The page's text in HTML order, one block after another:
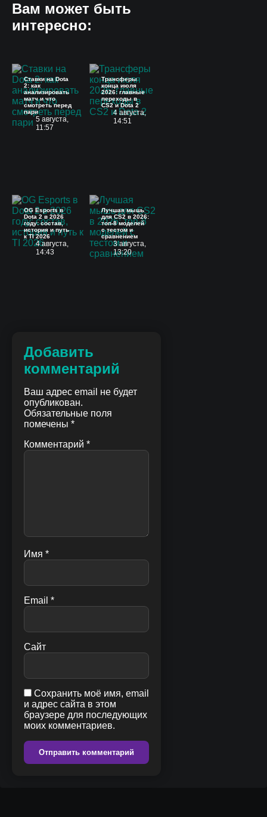
Вам может быть
интересно:
Ставки на Dota
2: как
анализировать
матч и что
смотреть перед
пари
5 августа,
11:57
Трансферы
конца июля
2026: главные
переходы в
CS2 и Dota 2
4 августа,
14:51
OG Esports в
Dota 2 в 2026
году: состав,
история и путь
к TI 2026
4 августа,
14:43
Лучшая мышь
для CS2 в 2026:
топ-8 моделей
с тестом и
сравнением
3 августа,
13:20
Добавить
комментарий
Ваш адрес email не будет
опубликован.
Обязательные поля
помечены *
Комментарий *
Имя *
Email *
Сайт
Сохранить моё имя, email
и адрес сайта в этом
браузере для последующих
моих комментариев.